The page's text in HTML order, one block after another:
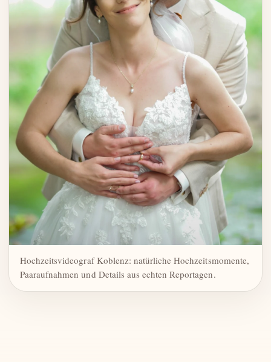
Hochzeitsvideograf Koblenz: natürliche Hochzeitsmomente,
Paaraufnahmen und Details aus echten Reportagen.